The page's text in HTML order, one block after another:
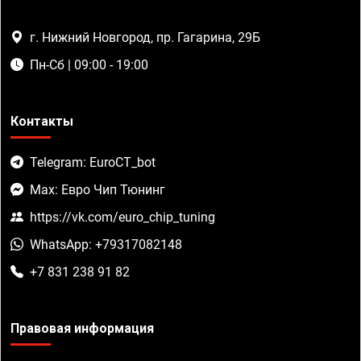
г. Нижний Новгород, пр. Гагарина, 29Б
Пн-Сб | 09:00 - 19:00
Контакты
Telegram: EuroCT_bot
Max: Евро Чип Тюнинг
https://vk.com/euro_chip_tuning
WhatsApp: +79317082148
+7 831 238 91 82
Правовая информация